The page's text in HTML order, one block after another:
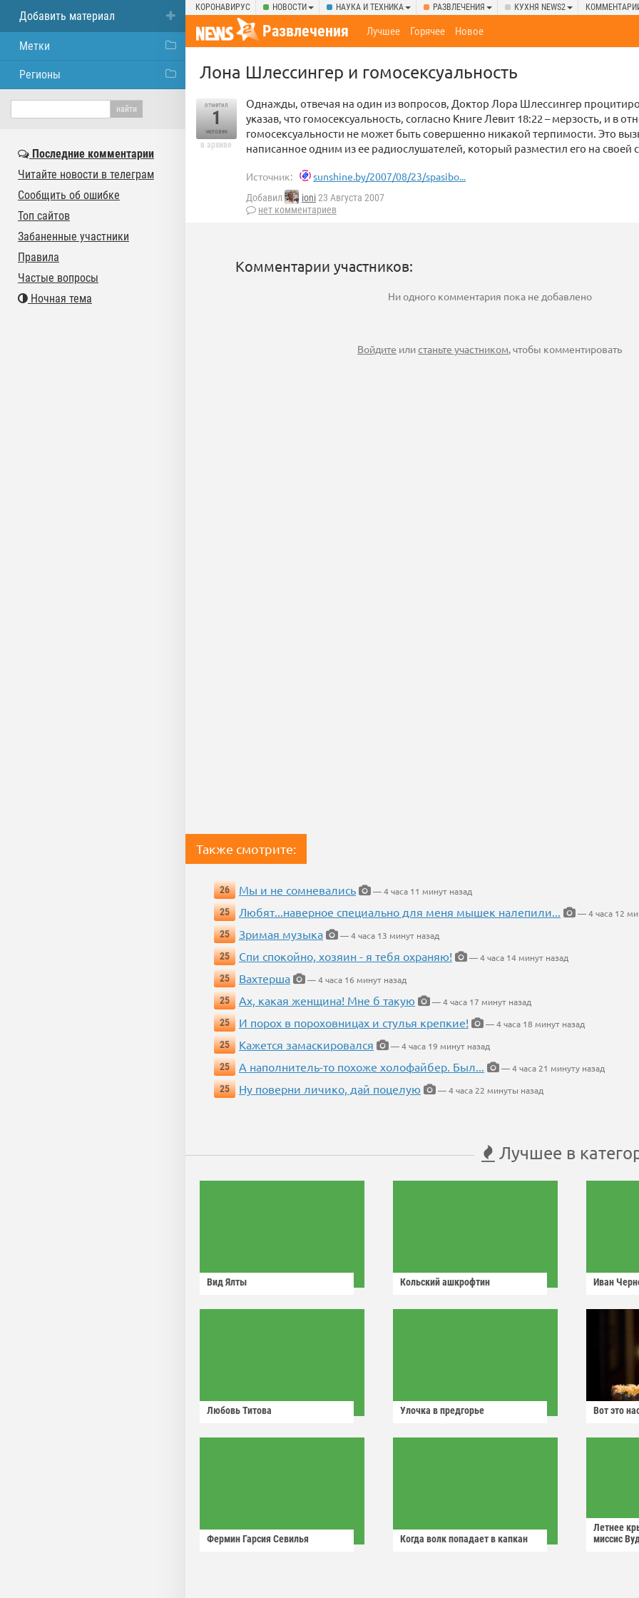
КОРОНАВИРУС НОВОСТИ НАУКА И ТЕХНИКА РАЗВЛЕЧЕНИЯ КУХНЯ NEWS2
Развлечения Лучшее Горячее Новое
Лона Шлессингер и гомосексуальность
отметил
1
человек
в архиве
Однажды, отвечая на один из вопросов, Доктор Лора Шлессингер
указав, что гомосексуальность, согласно Книге Левит 18:22 – мерзость, и в
гомосексуальности не может быть совершенно никакой терпимости. Это
написанное одним из ее радиослушателей, который разместил его на своей
Источник: sunshine.by/2007/08/23/spasibo...
Добавил ioni23 Августа 2007
нет комментариев
Комментарии участников:
Ни одного комментария пока не добавлено
Войдите илистаньте участником, чтобы комментировать
Также смотрите:
26 Мы и не сомневались
— 4 часа 11 минут назад
25
Любят...наверное специально для меня мышек налепили...
— 4 часа 12
25
Зримая музыка
— 4 часа 13 минут назад
25
Спи спокойно, хозяин - я тебя охраняю!
— 4 часа 14 минут назад
25
Вахтерша
— 4 часа 16 минут назад
25
Ах, какая женщина! Мне б такую
— 4 часа 17 минут назад
25
И порох в пороховницах и стулья крепкие!
— 4 часа 18 минут назад
25
Кажется замаскировался
— 4 часа 19 минут назад
25
А наполнитель-то похоже холофайбер. Был...
— 4 часа 21 минуту назад
25
Ну поверни личико, дай поцелую — 4 часа 22 минуты назад
Лучшее в
Вид Ялты Кольский ашкрофтин Иван
Любовь Титова Улочка в предгорье Вот это
Фермин Гарсия Севилья Когда волк попадает в капкан
Летнее
миссис
Добавить материал
Метки
Регионы
Последние комментарии
Читайте новости в телеграм
Сообщить об ошибке
Топ сайтов
Забаненные участники
Правила
Частые вопросы
Ночная тема